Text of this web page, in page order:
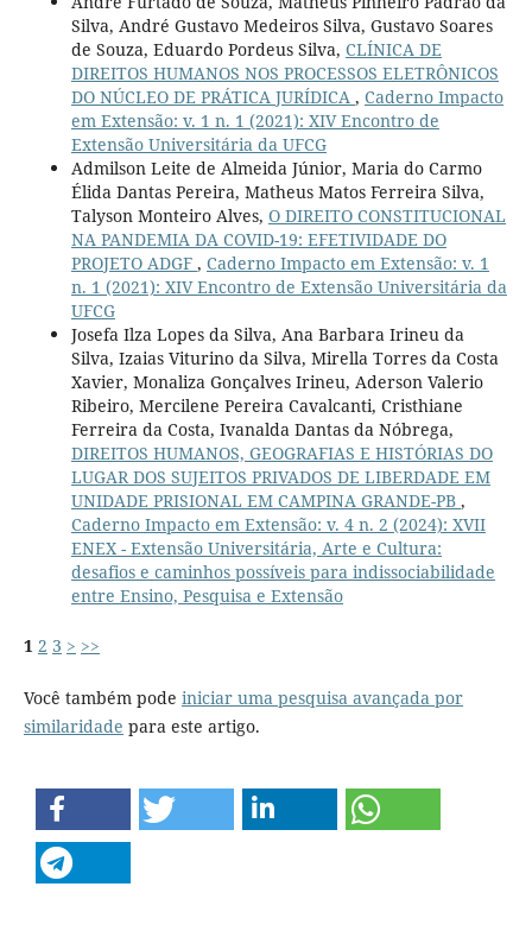
Silva, André Gustavo Medeiros Silva, Gustavo Soares
de Souza, Eduardo Pordeus Silva, CLÍNICA DE
DIREITOS HUMANOS NOS PROCESSOS ELETRÔNICOS
DO NÚCLEO DE PRÁTICA JURÍDICA , Caderno Impacto
em Extensão: v. 1 n. 1 (2021): XIV Encontro de
Extensão Universitária da UFCG
Admilson Leite de Almeida Júnior, Maria do Carmo
Élida Dantas Pereira, Matheus Matos Ferreira Silva,
Talyson Monteiro Alves, O DIREITO CONSTITUCIONAL
NA PANDEMIA DA COVID-19: EFETIVIDADE DO
PROJETO ADGF , Caderno Impacto em Extensão: v. 1
n. 1 (2021): XIV Encontro de Extensão Universitária da
UFCG
Josefa Ilza Lopes da Silva, Ana Barbara Irineu da
Silva, Izaias Viturino da Silva, Mirella Torres da Costa
Xavier, Monaliza Gonçalves Irineu, Aderson Valerio
Ribeiro, Mercilene Pereira Cavalcanti, Cristhiane
Ferreira da Costa, Ivanalda Dantas da Nóbrega,
DIREITOS HUMANOS, GEOGRAFIAS E HISTÓRIAS DO
LUGAR DOS SUJEITOS PRIVADOS DE LIBERDADE EM
UNIDADE PRISIONAL EM CAMPINA GRANDE-PB ,
Caderno Impacto em Extensão: v. 4 n. 2 (2024): XVII
ENEX - Extensão Universitária, Arte e Cultura:
desafios e caminhos possíveis para indissociabilidade
entre Ensino, Pesquisa e Extensão
1 2 3 > >>
Você também pode iniciar uma pesquisa avançada por
similaridade para este artigo.